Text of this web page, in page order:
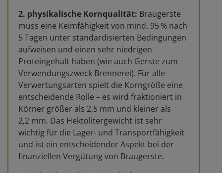
2. physikalische Kornqualität: Braugerste
muss eine Keimfähigkeit von mind. 95 % nach
5 Tagen unter standardisierten Bedingungen
aufweisen und einen sehr niedrigen
Proteingehalt haben (wie auch Gerste zum
Verwendungszweck Brennerei). Für alle
Verwertungsarten spielt die Korngröße eine
entscheidende Rolle – es wird fraktioniert in
Körner größer als 2,5 mm und kleiner als
2,2 mm. Das Hektolitergewicht ist sehr
wichtig für die Lager- und Transportfähigkeit
und ist ein entscheidender Aspekt bei der
finanziellen Vergütung von Braugerste.